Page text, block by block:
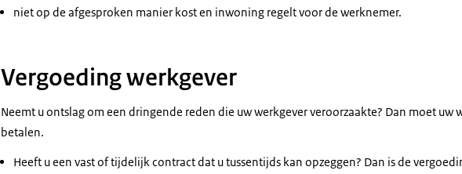
niet op de afgesproken manier kost en inwoning regelt voor de werknemer.
Vergoeding werkgever
Neemt u ontslag om een dringende reden die uw werkgever veroorzaakte? Dan moet uw
betalen.
Heeft u een vast of tijdelijk contract dat u tussentijds kan opzeggen? Dan is de